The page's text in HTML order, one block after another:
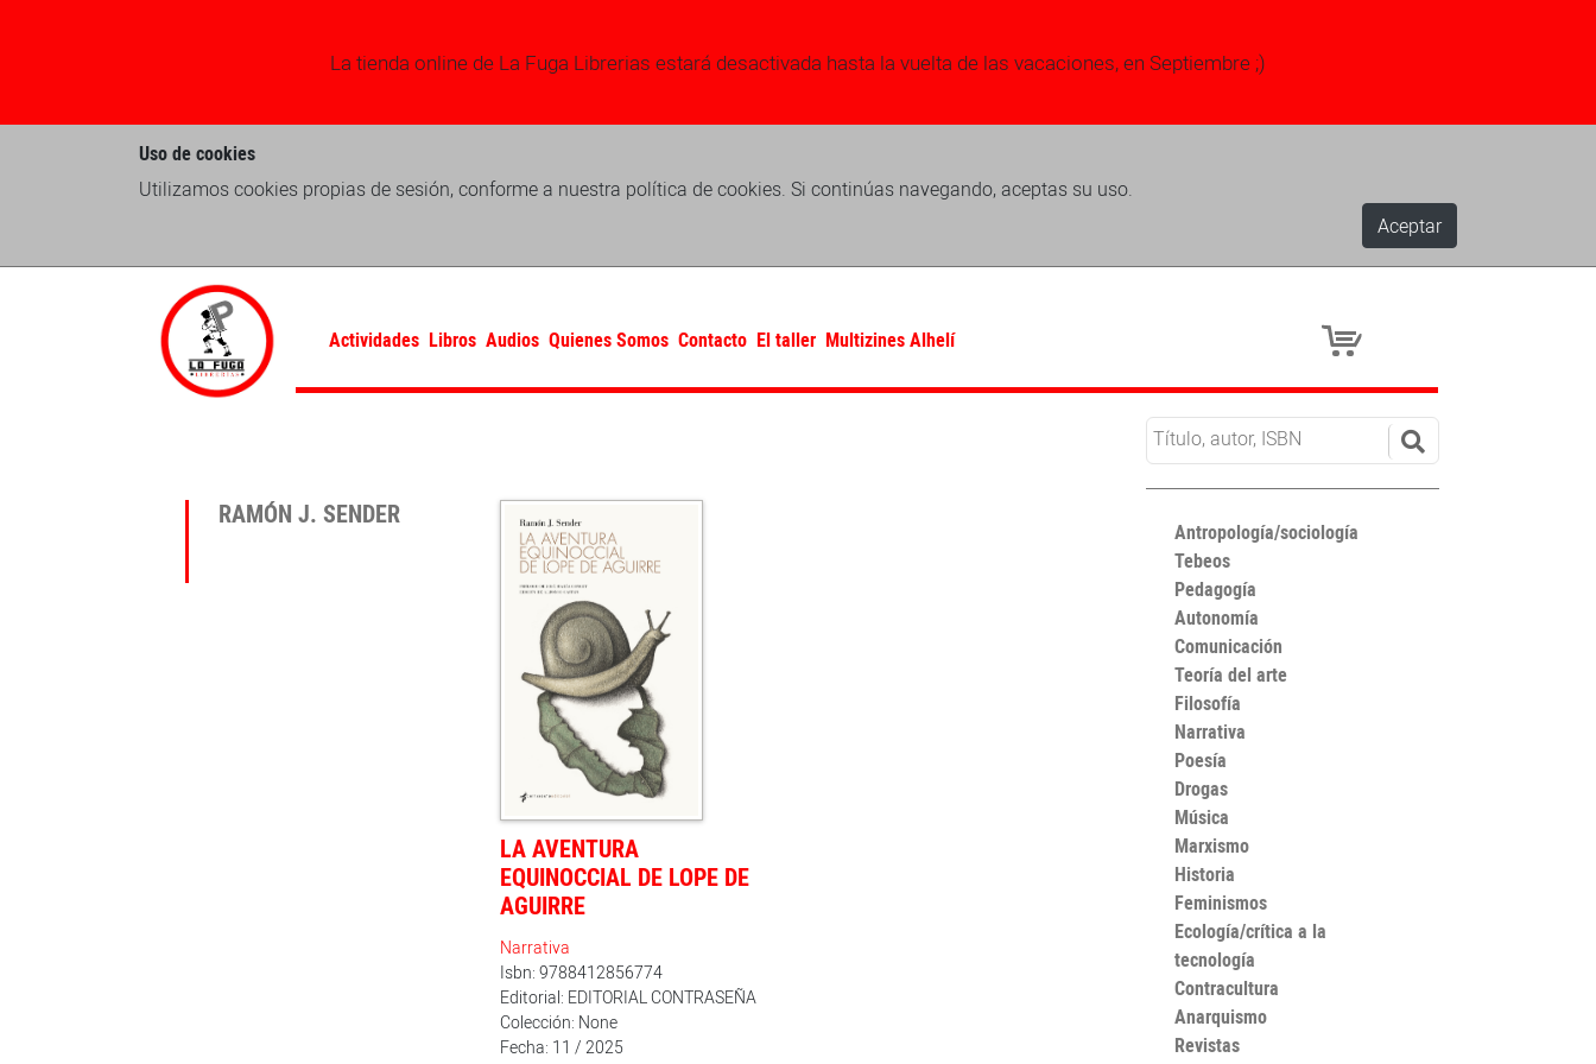
La tienda online de La Fuga Librerias estará desactivada hasta la vuelta de las vacaciones, en Septiembre ;)
Uso de cookies
Utilizamos cookies propias de sesión, conforme a nuestra política de cookies. Si continúas navegando, aceptas su uso.
Aceptar
Actividades Libros Audios Quienes Somos Contacto El taller Multizines Alhelí
RAMÓN J. SENDER
LA AVENTURA
EQUINOCCIAL DE LOPE DE
AGUIRRE
Narrativa
Isbn: 9788412856774
Editorial: EDITORIAL CONTRASEÑA
Colección: None
Fecha: 11 / 2025
Antropología/sociología
Tebeos
Pedagogía
Autonomía
Comunicación
Teoría del arte
Filosofía
Narrativa
Poesía
Drogas
Música
Marxismo
Historia
Feminismos
Ecología/crítica a la
tecnología
Contracultura
Anarquismo
Revistas